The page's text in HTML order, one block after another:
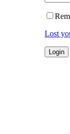
Lost